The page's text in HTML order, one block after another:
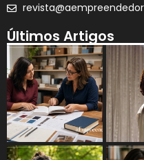
Últimos Artigos